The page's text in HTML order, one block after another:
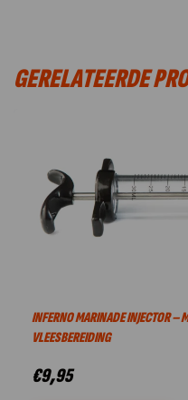
GERELATEERDE
INFERNO MARINADE INJECTOR –
VLEESBEREIDING
€9,95